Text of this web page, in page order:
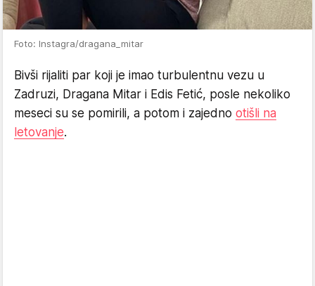
Foto: Instagra/dragana_mitar
Bivši rijaliti par koji je imao turbulentnu vezu u
Zadruzi, Dragana Mitar i Edis Fetić, posle nekoliko
meseci su se pomirili, a potom i zajedno otišli na
letovanje.